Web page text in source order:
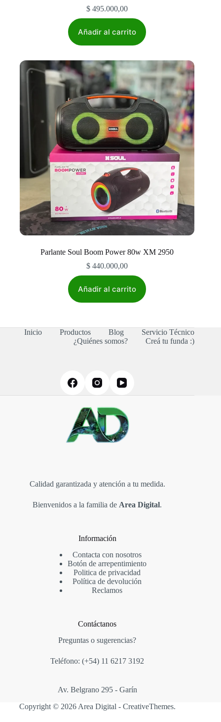
$ 495.000,00
Añadir al carrito
Parlante Soul Boom Power 80w XM 2950
$ 440.000,00
Añadir al carrito
Inicio Productos Blog
Servicio Técnico
¿Quiénes somos?
Creá tu funda :)
Calidad garantizada y atención a tu medida.
Bienvenidos a la familia deArea Digital.
Información
Contacta con nosotros
Botón de arrepentimiento
Politica de privacidad
Política de devolución
Reclamos
Contáctanos
Preguntas o sugerencias?
Teléfono: (+54) 11 6217 3192
Av. Belgrano 295 - Garín
Copyright © 2026 Area Digital - CreativeThemes.